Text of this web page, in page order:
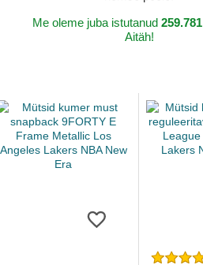
Me oleme juba istutanud 259.781
Aitäh!